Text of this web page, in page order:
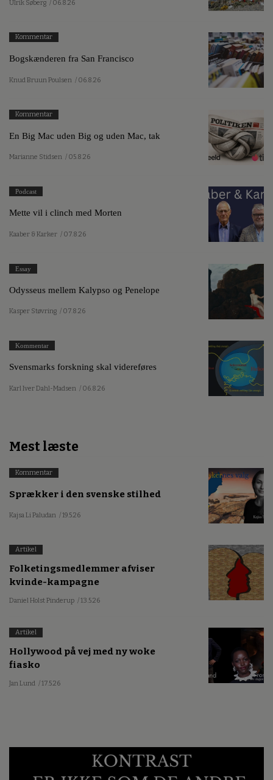
Ulrik Søberg / 06.8.26
Kommentar
Bogskænderen fra San Francisco
Knud Bruun Poulsen / 06.8.26
Kommentar
En Big Mac uden Big og uden Mac, tak
Marianne Stidsen / 05.8.26
Podcast
Mette vil i clinch med Morten
Kaaber & Karker / 07.8.26
Essay
Odysseus mellem Kalypso og Penelope
Kasper Støvring / 07.8.26
Kommentar
Svensmarks forskning skal videreføres
Karl Iver Dahl-Madsen / 06.8.26
Mest læste
Kommentar
Sprækker i den svenske stilhed
Kajsa Li Paludan / 19.5.26
Artikel
Folketingsmedlemmer afviser
kvinde-kampagne
Daniel Holst Pinderup / 13.5.26
Artikel
Hollywood på vej med ny woke
fiasko
Jan Lund / 17.5.26